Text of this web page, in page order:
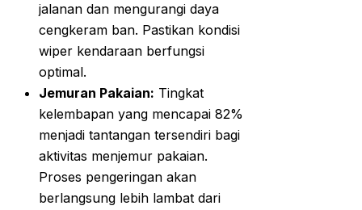
jalanan dan mengurangi daya
cengkeram ban. Pastikan kondisi
wiper kendaraan berfungsi
optimal.
Jemuran Pakaian: Tingkat
kelembapan yang mencapai 82%
menjadi tantangan tersendiri bagi
aktivitas menjemur pakaian.
Proses pengeringan akan
berlangsung lebih lambat dari